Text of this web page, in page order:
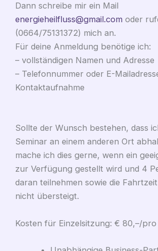
Dann schreibe mir ein Mail
energieheilfluss@gmail.com oder
(0664/75131372) mich an.
Für deine Anmeldung benötige ich:
– vollständigen Namen und Adresse
– Telefonnummer oder E-
Kontaktaufnahme
Sollte der Wunsch bestehen, dass
Seminar an einem anderen Ort
mache ich dies gerne, wenn ein
zur Verfügung gestellt wird und 4
daran teilnehmen sowie die
nicht übersteigt.
Kosten für Einzelsitzung: € 80,–/